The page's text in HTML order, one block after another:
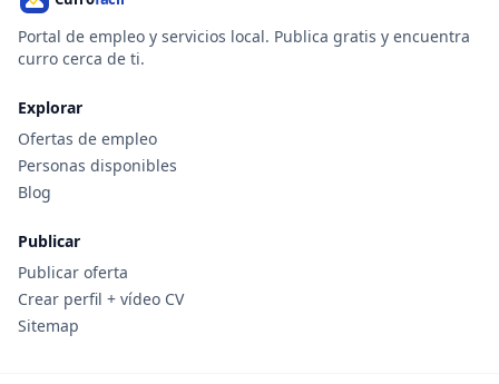
Portal de empleo y servicios local. Publica gratis y encuentra
curro cerca de ti.
Explorar
Ofertas de empleo
Personas disponibles
Blog
Publicar
Publicar oferta
Crear perfil + vídeo CV
Sitemap